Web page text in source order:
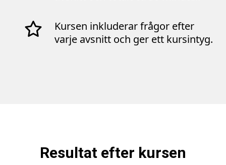
Kursen inkluderar frågor efter
varje avsnitt och ger ett kursintyg.
Resultat efter kursen